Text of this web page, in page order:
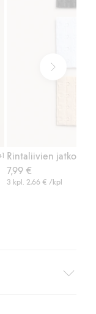
7,99 €
3 kpl. 2,66 € /kpl